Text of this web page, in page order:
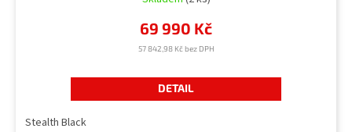
57 842,98 Kč bez DPH
69 990 Kč
DETAIL
Stealth Black